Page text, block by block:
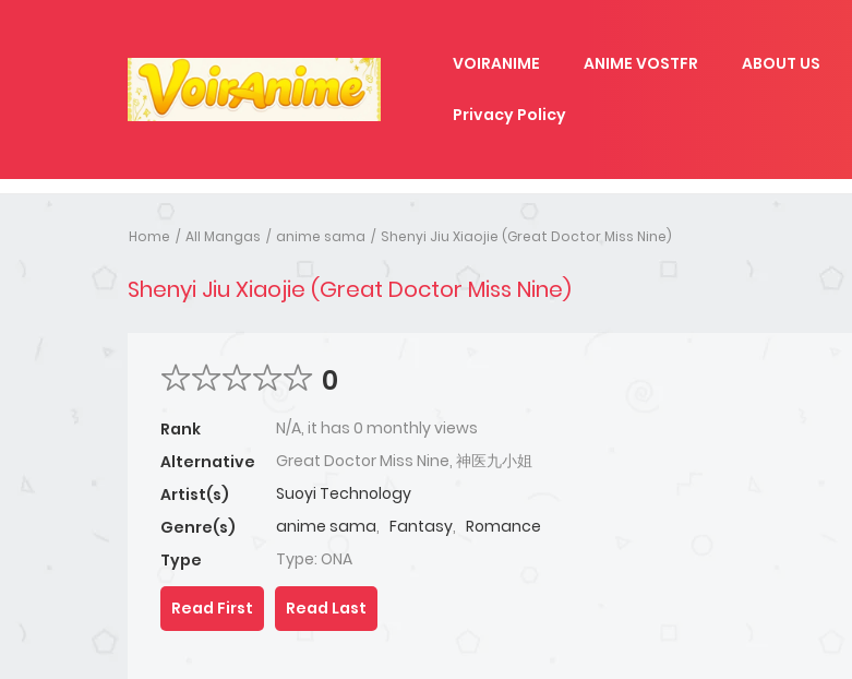
VOIRANIME ANIME VOSTFR ABOUT US
Privacy Policy
Home All Mangas anime sama Shenyi Jiu Xiaojie (Great Doctor Miss Nine)
Shenyi Jiu Xiaojie (Great Doctor Miss Nine)
0
Rank
N/A, it has 0 monthly views
Alternative
Great Doctor Miss Nine, 神医九小姐
Artist(s)
Suoyi Technology
Genre(s)
anime sama, Fantasy, Romance
Type
Type: ONA
Read First Read Last